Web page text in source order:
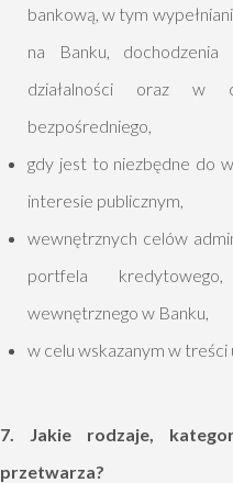
bankową, w tym
na Banku,
działalności oraz w
bezpośredniego,
gdy jest to niezbędne do
interesie publicznym,
wewnętrznych celów
portfela
wewnętrznego w Banku,
w celu wskazanym w
7. Jakie rodzaje,
przetwarza?